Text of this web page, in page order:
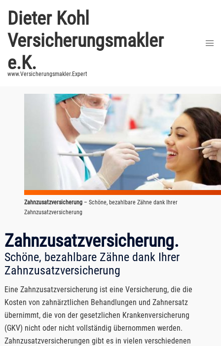
Inhalt
springen
Dieter Kohl
Versicherungsmakler
e.K.
www.Versicherungsmakler.Expert
Zahnzusatzversicherung – Schöne, bezahlbare Zähne dank Ihrer
Zahnzusatzversicherung
Zahnzusatzversicherung.
Schöne, bezahlbare Zähne dank Ihrer
Zahnzusatzversicherung
Eine Zahnzusatzversicherung ist eine Versicherung, die die
Kosten von zahnärztlichen Behandlungen und Zahnersatz
übernimmt, die von der gesetzlichen Krankenversicherung
(GKV) nicht oder nicht vollständig übernommen werden.
Zahnzusatzversicherungen gibt es in vielen verschiedenen